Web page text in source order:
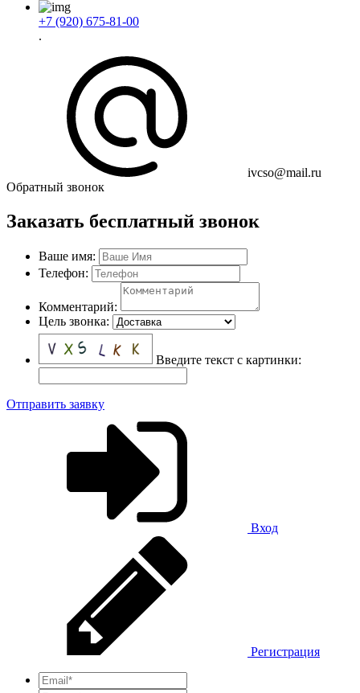
+7 (920) 675-81-00
.
ivcso@mail.ru
Обратный звонок
Заказать бесплатный звонок
Ваше имя:
Телефон:
Комментарий:
Цель звонка:
Введите текст с картинки:
Отправить заявку
Вход
Регистрация